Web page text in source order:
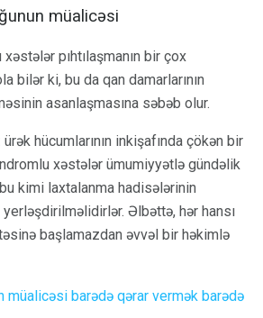
müalicəsi
pıhtılaşmanın bir çox
bilər ki, bu da qan damarlarının
asanlaşmasına səbəb olur.
hücumlarının inkişafında çökən bir
xəstələr ümumiyyətlə gündəlik
kimi laxtalanma hadisələrinin
yerləşdirilməlidirlər. Əlbəttə, hər hansı
başlamazdan əvvəl bir həkimlə
barədə qərar vermək barədə